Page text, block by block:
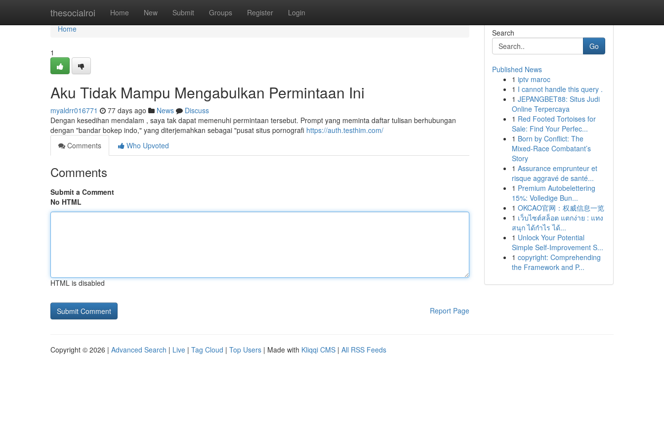
thesocialroi Home New Submit Groups Register Login
Home
Home
1
Aku Tidak Mampu Mengabulkan Permintaan Ini
myaldrr016771 77 days ago News
Discuss
Dengan kesedihan mendalam , saya tak dapat memenuhi permintaan tersebut. Prompt yang meminta daftar tulisan berhubungan
dengan "bandar bokep indo," yang diterjemahkan sebagai "pusat situs pornografi https://auth.testhim.com/
Comments
Who Upvoted
Comments
Submit a Comment
No HTML
HTML is disabled
Report Page
Search
Go
Published News
1 iptv maroc
1 I cannot handle this query .
1 JEPANGBET88: Situs Judi
Online Terpercaya
1 Red Footed Tortoises for
Sale: Find Your Perfec...
1 Born by Conflict: The
Mixed-Race Combatant’s
Story
1 Assurance emprunteur et
risque aggravé de santé...
1 Premium Autobelettering
15%: Volledige Bun...
1 OKCAO官网：权威信息一览
1 เว็บไซต์สล็อต แตกง่าย : แทง
สนุก ได้กำไร ได้...
1 Unlock Your Potential
Simple Self-Improvement S...
1 copyright: Comprehending
the Framework and P...
Copyright © 2026 | Advanced Search | Live | Tag Cloud | Top Users | Made with Kliqqi CMS | All RSS Feeds